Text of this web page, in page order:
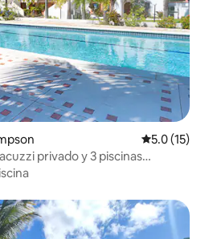
Calificación
5.0 (15)
privado y 3 piscinas